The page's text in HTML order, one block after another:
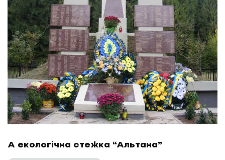
А екологічна стежка “Альтана”